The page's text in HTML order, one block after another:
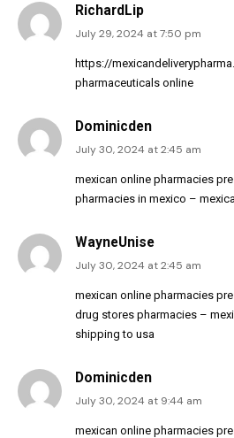
RichardLip
July 29, 2024 at 7:50 pm
https://
pharmaceuticals online
Dominicden
July 30, 2024 at 2:45 am
mexican online pharmacies
pharmacies in mexico –
WayneUnise
July 30, 2024 at 2:45 am
mexican online pharmacies
drug stores pharmacies –
shipping to usa
Dominicden
July 30, 2024 at 9:44 am
mexican online pharmacies